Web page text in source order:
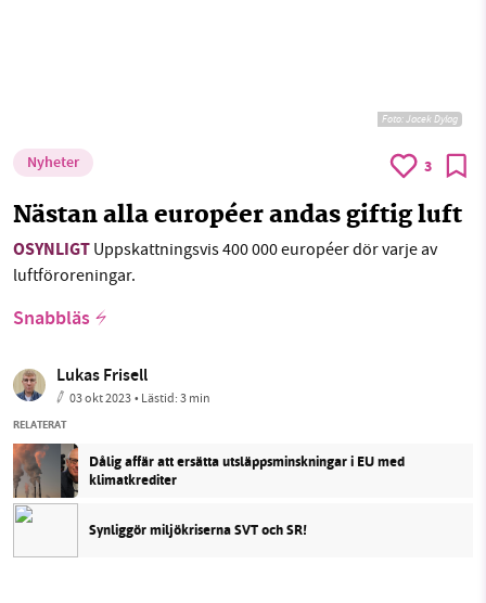
Foto:Jacek Dylag
Nyheter 3
Nästan alla européer andas giftig luft
OSYNLIGT Uppskattningsvis 400 000 européer dör varje av
luftföroreningar.
Snabbläs
Lukas Frisell
03 okt 2023• Lästid:3 min
RELATERAT
Dålig affär att ersätta utsläppsminskningar i EU med
klimatkrediter
Synliggör miljökriserna SVT och SR!